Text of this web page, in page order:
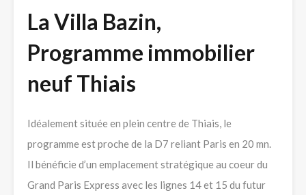
La Villa Bazin,
Programme immobilier
neuf Thiais
Idéalement située en plein centre de Thiais, le
programme est proche de la D7 reliant Paris en 20 mn.
Il bénéficie d’un emplacement stratégique au coeur du
Grand Paris Express avec les lignes 14 et 15 du futur